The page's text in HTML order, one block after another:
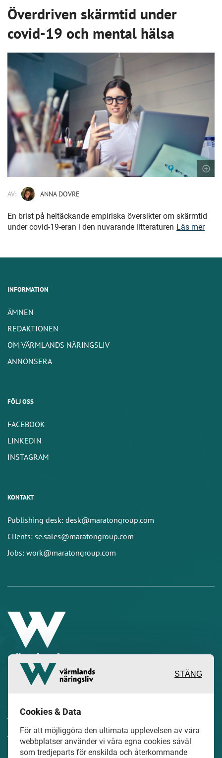
Överdriven skärmtid under
covid-19 och mental hälsa
AV: ANNA DOVRE
En brist på heltäckande empiriska översikter om skärmtid
under covid-19-eran i den nuvarande litteraturen Läs mer
INFORMATION
ÄMNEN
REDAKTIONEN
OM VÄRMLANDS NÄRINGSLIV
ANNONSERA
FÖLJ OSS
FACEBOOK
LINKEDIN
INSTAGRAM
KONTAKT
Publishing desk: desk@maratongroup.com
Clients: se.sales@maratongroup.com
Jobs: work@maratongroup.com
värdefulla berättelser och reportage
från och om det lokala näringslivet och
STÄNG
Cookies & Data
För att möjliggöra den ultimata upplevelsen av våra
webbplatser använder vi våra egna cookies såväl
som tredjeparts för enskilda och återkommande